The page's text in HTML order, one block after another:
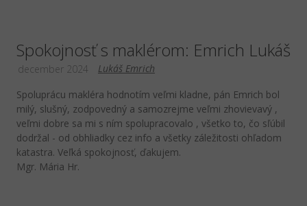
Spokojnosť s maklérom: Emrich Lukáš
Lukáš Emrich
december 2024
Spoluprácu makléra hodnotím veľmi kladne, pán Emrich bol
milý, slušný, zodpovedný a samozrejme veľmi zhovievavý ,
veľmi dobre sa mi s ním spolupracovalo , všetko to, čo sľúbil
dodržal - od obhliadky cez info a všetky záležitosti ohľadom
katastra. Veľká spokojnosť, ďakujem.
Mgr. Mária Hr.